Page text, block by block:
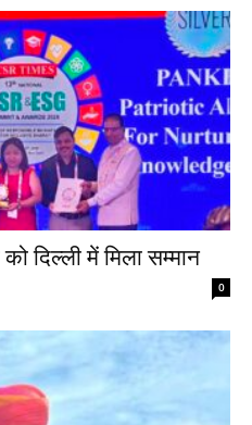
दिल्ली में मिला सम्मान
0